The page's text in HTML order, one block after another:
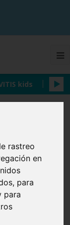
rastreo
en
para
para
kids
DE